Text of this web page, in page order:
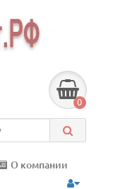
0
О компании